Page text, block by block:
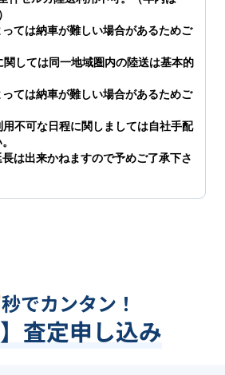
ては納車が難しい場合があるためご
しては同一地域圏内の陸送は基本的
ては納車が難しい場合があるためご
不可な日程に関しましては自社手配
は出来かねますので予めご了承下さ
秒でカンタン！
】査定申し込み